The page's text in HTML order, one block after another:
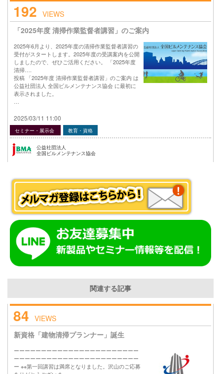
192 VIEWS
「2025年度 清掃作業監督者講習」のご案内
2025年6月より、2025年度の清掃作業監督者講習の
受付がスタートします。2025年度の受講案内を公開
しましたので、ぜひご活用ください。 「2025年度
清掃….
投稿 「2025年度 清掃作業監督者講習」のご案内 は
公益社団法人 全国ビルメンテナンス協会 に最初に
表示されました。
2025/03/11 11:00
セミナー・展示会 教育・資格
公益社団法人
全国ビルメンテナンス協会
関連する記事
84 VIEWS
新資格「建物清掃プランナー」誕生
ーーーーーーーーーーーーーーーーーーーーーーー
ーーーーーーーーーーーーーーーーーーーーーーー
ー ※※第一回講習は満席となりました。沢山のご応募